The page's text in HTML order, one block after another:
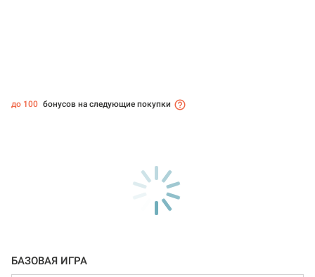
до 100 бонусов на следующие покупки
БАЗОВАЯ ИГРА